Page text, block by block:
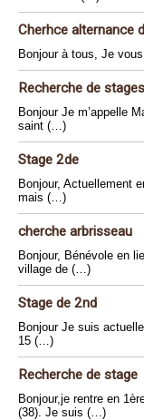
Cherhce alternance
Bonjour à tous, Je
Recherche de stages
Bonjour Je m’appelle
saint (…)
Stage 2de
Bonjour, Actuellement
mais (…)
cherche arbrisseau
Bonjour, Bénévole en
village de (…)
Stage de 2nd
Bonjour Je suis
15 (…)
Recherche de stage
Bonjour,je rentre en
(38). Je suis (…)